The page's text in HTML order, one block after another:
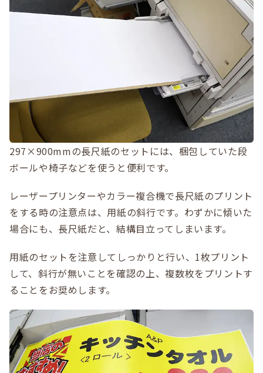
297×900mmの長尺紙のセットには、梱包していた段
ボールや椅子などを使うと便利です。
レーザープリンターやカラー複合機で長尺紙のプリント
をする時の注意点は、用紙の斜行です。わずかに傾いた
場合にも、長尺紙だと、結構目立ってしまいます。
用紙のセットを注意してしっかりと行い、1枚プリント
して、斜行が無いことを確認の上、複数枚をプリントす
ることをお奨めします。